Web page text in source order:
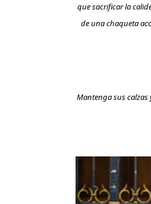
que sacrificar la
de una chaqueta
Mantenga sus